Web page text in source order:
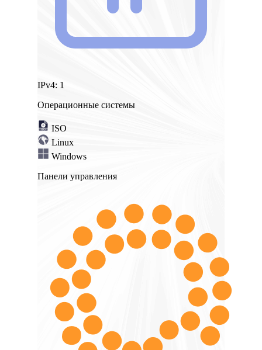
IPv4: 1
Операционные системы
ISO
Linux
Windows
Панели управления